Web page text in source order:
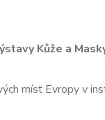
Kůže a
míst Evropy v